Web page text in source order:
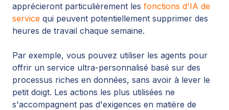
apprécieront particulièrement les fonctions d'IA de
service qui peuvent potentiellement supprimer des
heures de travail chaque semaine.
Par exemple, vous pouvez utiliser les agents pour
offrir un service ultra-personnalisé basé sur des
processus riches en données, sans avoir à lever le
petit doigt. Les actions les plus utilisées ne
s'accompagnent pas d'exigences en matière de